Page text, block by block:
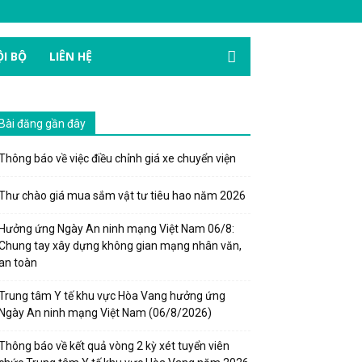
BỘ LIÊN HỆ
Bài đăng gần đây
báo về việc điều chỉnh giá xe chuyển viện
chào giá mua sắm vật tư tiêu hao năm 2026
Hưởng ứng Ngày An ninh mạng Việt Nam 06/8:
tay xây dựng không gian mạng nhân văn,
toàn
tâm Y tế khu vực Hòa Vang hưởng ứng
Ngày An ninh mạng Việt Nam (06/8/2026)
báo về kết quả vòng 2 kỳ xét tuyển viên